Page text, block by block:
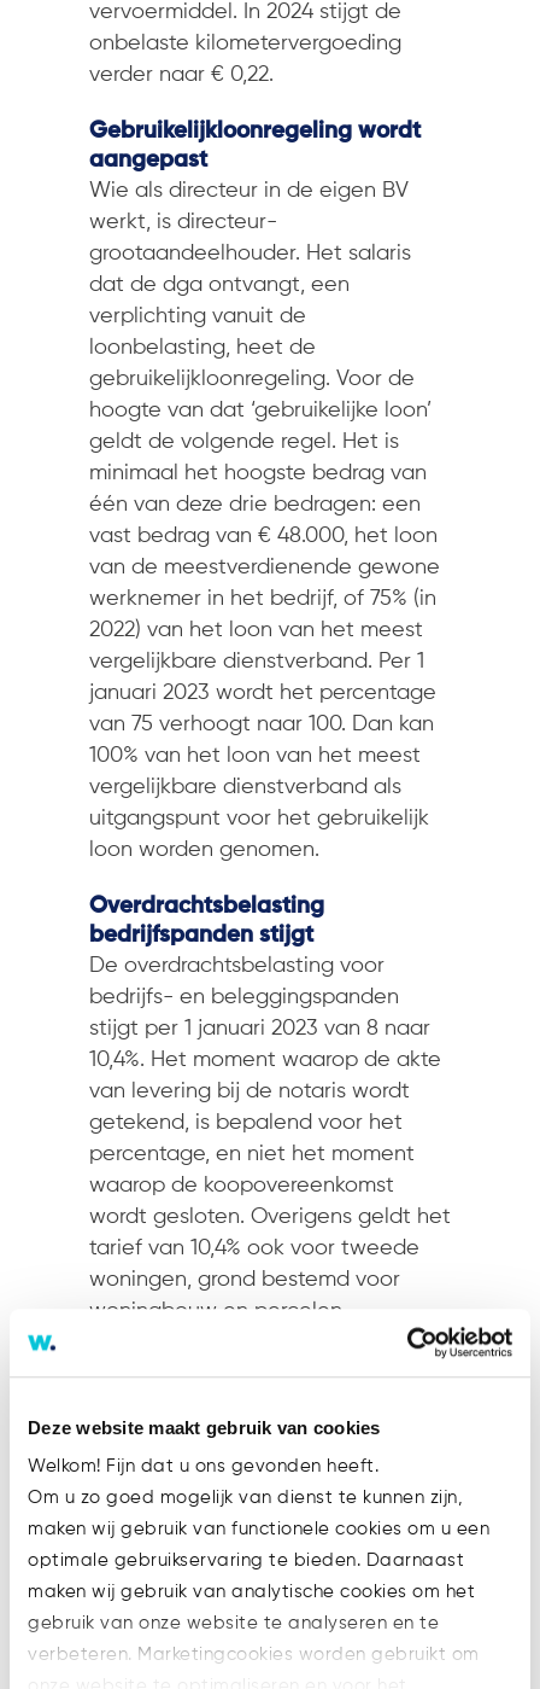
Deze website maakt gebruik van cookies
Welkom! Fijn dat u ons gevonden heeft.
Om u zo goed mogelijk van dienst te kunnen zijn,
maken wij gebruik van functionele cookies om u een
optimale gebruikservaring te bieden. Daarnaast
maken wij gebruik van analytische cookies om het
gebruik van onze website te analyseren en te
verbeteren. Marketingcookies worden gebruikt om
vervoermiddel. In 2024 stijgt de
onbelaste kilometervergoeding
verder naar € 0,22.
Gebruikelijkloonregeling wordt
aangepast
Wie als directeur in de eigen BV
werkt, is directeur-
grootaandeelhouder. Het salaris
dat de dga ontvangt, een
verplichting vanuit de
loonbelasting, heet de
gebruikelijkloonregeling. Voor de
hoogte van dat ‘gebruikelijke loon’
geldt de volgende regel. Het is
minimaal het hoogste bedrag van
één van deze drie bedragen: een
vast bedrag van € 48.000, het loon
van de meestverdienende gewone
werknemer in het bedrijf, of 75% (in
2022) van het loon van het meest
vergelijkbare dienstverband. Per 1
januari 2023 wordt het percentage
van 75 verhoogt naar 100. Dan kan
100% van het loon van het meest
vergelijkbare dienstverband als
uitgangspunt voor het gebruikelijk
loon worden genomen.
Overdrachtsbelasting
bedrijfspanden stijgt
De overdrachtsbelasting voor
bedrijfs- en beleggingspanden
stijgt per 1 januari 2023 van 8 naar
10,4%. Het moment waarop de akte
van levering bij de notaris wordt
getekend, is bepalend voor het
percentage, en niet het moment
waarop de koopovereenkomst
wordt gesloten. Overigens geldt het
tarief van 10,4% ook voor tweede
woningen, grond bestemd voor
woningbouw en percelen
Ondernemers uit het MKB of met
een BV of NV gaan meer
vennootschapsbelasting betalen.
De grens van de eerste schijf van
de vennootschapsbelasting wordt
verlaagd van € 395.000 naar €
200.000. Hierdoor valt een kleiner
deel van de winst onder het lage
vpb-tarief. Tegelijk gaat het lage